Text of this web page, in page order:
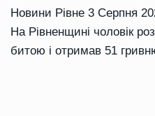
Новини Рівне 3 Серпня
На Рівненщині чоловік
битою і отримав 51